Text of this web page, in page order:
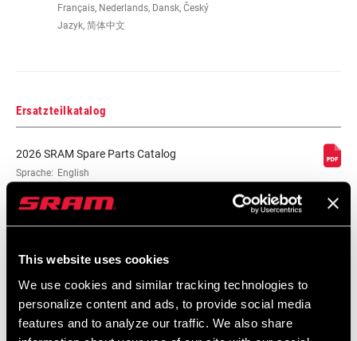
This website uses cookies
We use cookies and similar tracking technologies to
personalize content and ads, to provide social media
features and to analyze our traffic. We also share
Français, Nederlands, Dansk, Český
Jazyk, 简体中文
Ersatzteilkatalog
2026 SRAM Spare Parts Catalog
Sprache: English
SRAM Gewährleistung
SRAM und Zipp Gewährleistung
604kb